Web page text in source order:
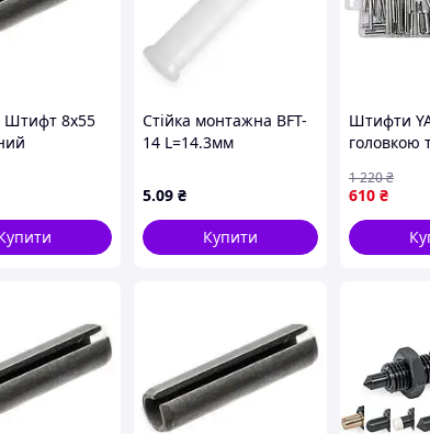
Штифт 8х55
сталь без
Стійка монтажна BFT-
14 L=14.3мм
5.09 ₴
Купити
Штифти
головкою
та металі
610 ₴
1 220₴